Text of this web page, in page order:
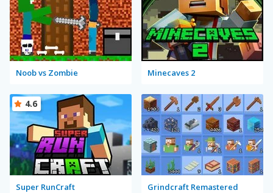
Noob vs Zombie Minecaves 2
Super RunCraft
4.6
Grindcraft Remastered